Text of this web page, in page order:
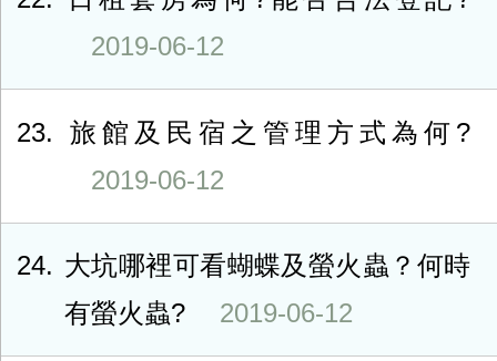
2019-06-12
23
旅館及民宿之管理方式為何?
2019-06-12
24
大坑哪裡可看蝴蝶及螢火蟲？何時
有螢火蟲?
2019-06-12